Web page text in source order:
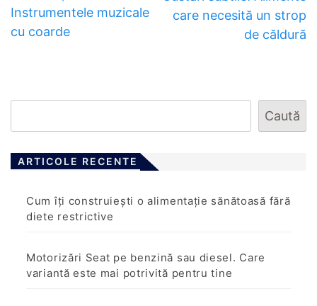
Instrumentele muzicale
cu coarde
care necesită un strop
de căldură
Caută
ARTICOLE RECENTE
Cum îți construiești o alimentație sănătoasă fără
diete restrictive
Motorizări Seat pe benzină sau diesel. Care
variantă este mai potrivită pentru tine